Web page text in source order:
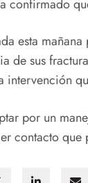
confirmado
esta
de sus
intervención
por un
contacto